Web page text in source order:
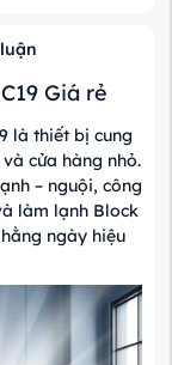
Giá rẻ
là thiết bị cung
cửa hàng nhỏ.
– nguội, công
làm lạnh Block
ngày hiệu